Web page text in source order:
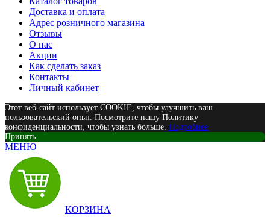
Доставка и оплата
Адрес розничного магазина
Отзывы
О нас
Акции
Как сделать заказ
Контакты
Личный кабинет
Этот веб-сайт использует COOKIE, чтобы улучшить ваш
пользовательский опыт. Посмотрите нашу Политику
конфиденциальности, чтобы узнать больше. Подробнее
Принять
МЕНЮ
КОРЗИНА